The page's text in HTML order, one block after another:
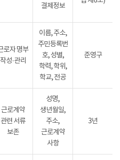
결제정보
로자 명부
작성·관리
이름, 주소,
주민등록번
호, 성별,
학력, 학위,
학교, 전공
준영구
근로계약
관련 서류
보존
성명,
생년월일,
주소,
근로계약
사항
3년